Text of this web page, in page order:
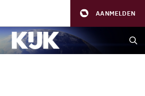
AANMELDEN